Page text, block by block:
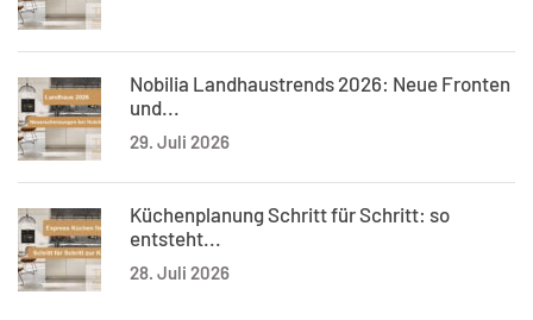
Nobilia Landhaustrends 2026: Neue Fronten
und...
29. Juli 2026
Küchenplanung Schritt für Schritt: so
entsteht...
28. Juli 2026